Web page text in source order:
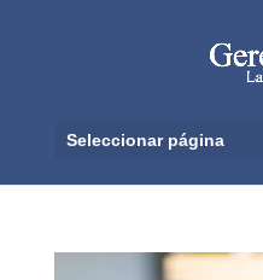
Seleccionar página